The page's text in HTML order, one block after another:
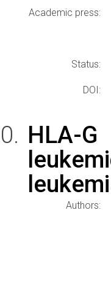
Academic press:
Status:
DOI:
HLA-
Authors: